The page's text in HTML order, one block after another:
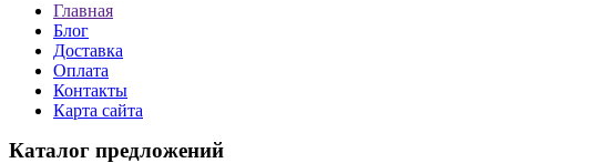
Главная
Блог
Доставка
Оплата
Контакты
Карта сайта
Каталог предложений